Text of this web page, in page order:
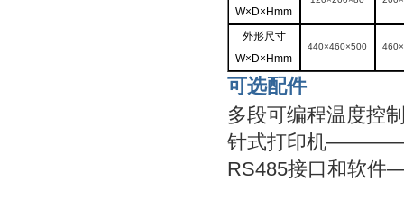
W×D×Hmm
外形尺寸
W×D×Hmm
440×460×500
可选配件
多段可编程温度
针式打印机
RS485接口和